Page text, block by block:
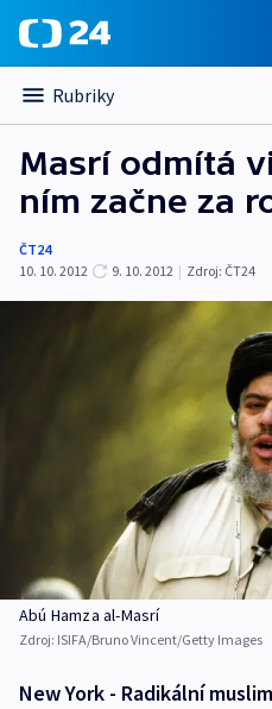
Rubriky
Masrí odmítá
ním začne za
ČT24
10. 10. 2012
9. 10. 2012 | Zdroj: ČT24
Abú Hamza al-Masrí
Zdroj: ISIFA/Bruno Vincent/Getty Images
New York - Radikální